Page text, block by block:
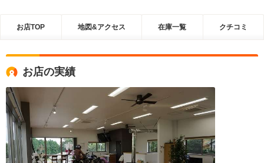
お店TOP 地図&アクセス 在庫一覧 クチコミ
お店の実績